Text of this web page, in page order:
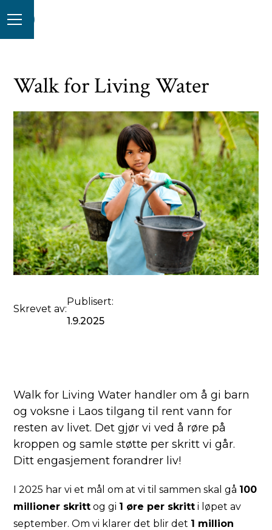
Walk for Living Water
Skrevet av:
Publisert:
1.9.2025
Walk for Living Water handler om å gi barn
og voksne i Laos tilgang til rent vann for
resten av livet. Det gjør vi ved å røre på
kroppen og samle støtte per skritt vi går.
Ditt engasjement forandrer liv!
I 2025 har vi et mål om at vi til sammen skal gå 100
millioner skritt og gi 1 øre per skritt i løpet av
september. Om vi klarer det blir det 1 million